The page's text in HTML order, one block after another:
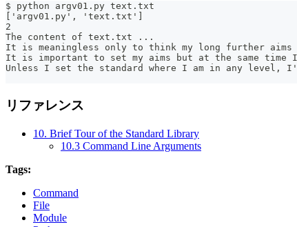
$ python argv01.py text.txt
['argv01.py', 'text.txt']
2
The content of text.txt ...
It is meaningless only to think my long further
It is important to set my aims but at the same time
Unless I set the standard where I am in any level,
リファレンス
10. Brief Tour of the Standard Library
10.3 Command Line Arguments
Tags:
Command
File
Module